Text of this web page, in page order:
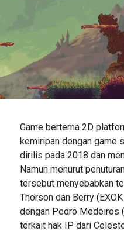
Game bertema 2D
kemiripan dengan game
dirilis pada 2018 dan
Namun menurut
tersebut menyebabkan
Thorson dan Berry
dengan Pedro Medeiros
terkait hak IP dari